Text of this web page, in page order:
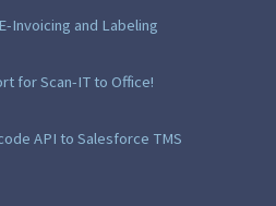
Invoicing and Labeling
for Scan-IT to Office!
API to Salesforce TMS